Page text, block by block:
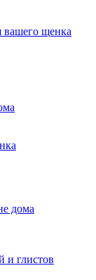
вашего щенка
дома
и глистов